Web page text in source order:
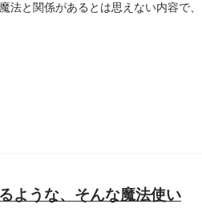
法と関係があるとは思えない内容で
ような、そんな魔法使い